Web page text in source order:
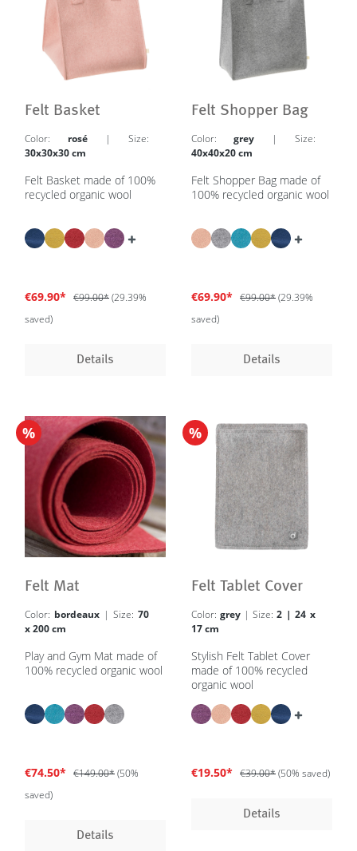
Felt Basket
Color: rosé
| Size:
30x30x30 cm
Felt Basket made of 100%
recycled organic wool
€69.90* €99.00*(29.39%
saved)
Details
Felt Shopper Bag
Color: grey
| Size:
40x40x20 cm
Felt Shopper Bag made of
100% recycled organic wool
€69.90* €99.00*(29.39%
saved)
Details
%
Felt Mat
Color: bordeaux | Size: 70
x 200 cm
Play and Gym Mat made of
100% recycled organic wool
€74.50* €149.00*(50%
saved)
Details
%
Felt Tablet Cover
Color: grey | Size: 2 | 24 x
17 cm
Stylish Felt Tablet Cover
made of 100% recycled
organic wool
€19.50* €39.00*(50% saved)
Details